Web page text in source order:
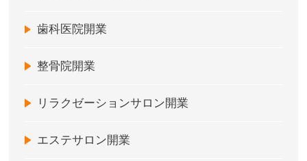
歯科医院開業
整骨院開業
リラクゼーションサロン開業
エステサロン開業